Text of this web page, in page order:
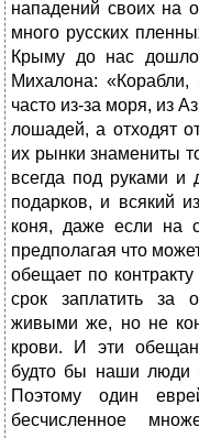
нападений своих на
много русских
Крыму до нас дошло
Михалона:
часто из-за моря, из
лошадей, а отходят
их рынки знамениты
всегда под руками и
подарков, и всякий
коня, даже если на
предполагая что
обещает по
срок заплатить за
живыми же, но не
крови. И эти
будто бы наши люди
Поэтому один
бесчисленное